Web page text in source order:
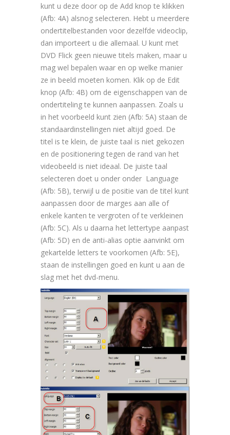
kunt u deze door op de Add knop te klikken
(Afb: 4A) alsnog selecteren. Hebt u meerdere
ondertitelbestanden voor dezelfde videoclip,
dan importeert u die allemaal. U kunt met
DVD Flick geen nieuwe titels maken, maar u
mag wel bepalen waar en op welke manier
ze in beeld moeten komen. Klik op de Edit
knop (Afb: 4B) om de eigenschappen van de
ondertiteling te kunnen aanpassen. Zoals u
in het voorbeeld kunt zien (Afb: 5A) staan de
standaardinstellingen niet altijd goed. De
titel is te klein, de juiste taal is niet gekozen
en de positionering tegen de rand van het
videobeeld is niet ideaal. De juiste taal
selecteren doet u onder onder Language
(Afb: 5B), terwijl u de positie van de titel kunt
aanpassen door de marges aan alle of
enkele kanten te vergroten of te verkleinen
(Afb: 5C). Als u daarna het lettertype aanpast
(Afb: 5D) en de anti-alias optie aanvinkt om
gekartelde letters te voorkomen (Afb: 5E),
staan de instellingen goed en kunt u aan de
slag met het dvd-menu.